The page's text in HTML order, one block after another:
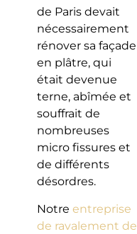
de Paris devait
nécessairement
rénover sa façade
en plâtre, qui
était devenue
terne, abîmée et
souffrait de
nombreuses
micro fissures et
de différents
désordres.
Notre entreprise
de ravalement de